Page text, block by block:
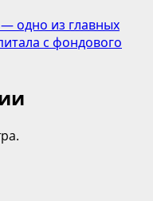
одно из главных
с фондового